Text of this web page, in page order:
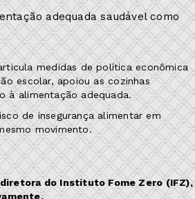
adequada saudável como
medidas de política econômica
escolar, apoiou as cozinhas
à alimentação adequada.
de insegurança alimentar em
movimento.
do Instituto Fome Zero (IFZ),